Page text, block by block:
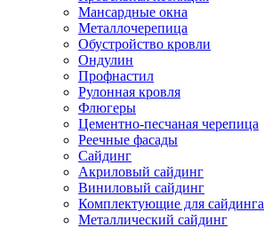
Мансардные окна
Металлочерепица
Обустройство кровли
Ондулин
Профнастил
Рулонная кровля
Флюгеры
Цементно-песчаная черепица
Реечные фасады
Сайдинг
Акриловый сайдинг
Виниловый сайдинг
Комплектующие для сайдинга
Металлический сайдинг